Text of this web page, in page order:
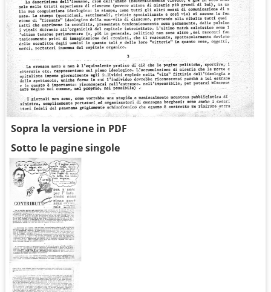
Sopra la versione in PDF
Sotto le pagine singole